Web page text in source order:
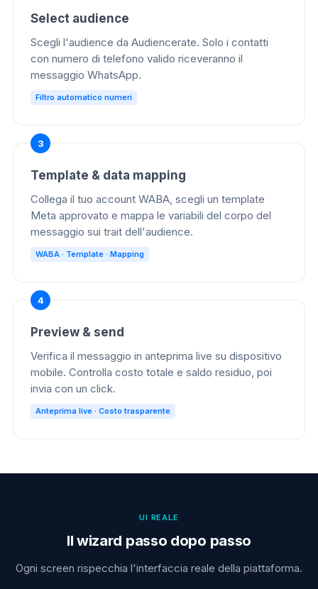
Select audience
Scegli l'audience da Audiencerate. Solo i contatti
con numero di telefono valido riceveranno il
messaggio WhatsApp.
Filtro automatico numeri
Template & data mapping
Collega il tuo account WABA, scegli un template
Meta approvato e mappa le variabili del corpo del
messaggio sui trait dell'audience.
WABA · Template · Mapping
Preview & send
Verifica il messaggio in anteprima live su dispositivo
mobile. Controlla costo totale e saldo residuo, poi
invia con un click.
Anteprima live · Costo trasparente
UI REALE
Il wizard passo dopo passo
Ogni screen rispecchia l'interfaccia reale della piattaforma.